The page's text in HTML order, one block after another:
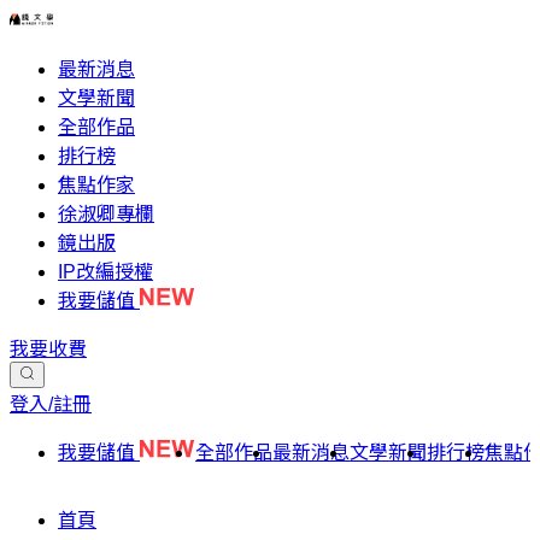
最新消息
文學新聞
全部作品
排行榜
焦點作家
徐淑卿專欄
鏡出版
IP改編授權
我要儲值
我要收費
登入/註冊
我要儲值 全部作品最新消息文學新聞排行榜焦點
首頁